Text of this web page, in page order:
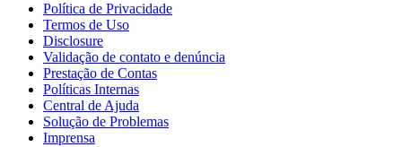
Política de Privacidade
Termos de Uso
Disclosure
Validação de contato e denúncia
Prestação de Contas
Políticas Internas
Central de Ajuda
Solução de Problemas
Imprensa